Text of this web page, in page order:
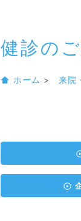
健診の
ホーム > 来院